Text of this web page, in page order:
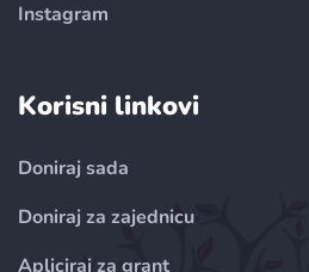
Instagram
Korisni linkovi
Doniraj sada
Doniraj za zajednicu
Apliciraj za grant